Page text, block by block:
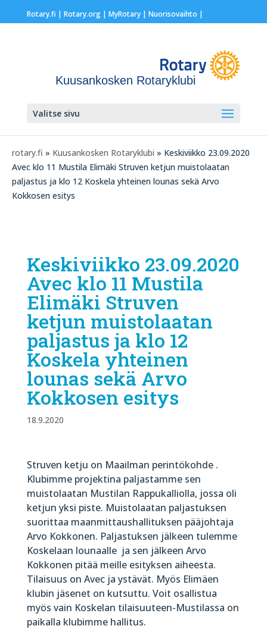
Rotary.fi | Rotary.org| MyRotary | Nuorisovaihto |
Kuusankosken Rotaryklubi
Valitse sivu
rotary.fi » Kuusankosken Rotaryklubi » Keskiviikko 23.09.2020
Avec klo 11 Mustila Elimäki Struven ketjun muistolaatan
paljastus ja klo 12 Koskela yhteinen lounas sekä Arvo
Kokkosen esitys
Keskiviikko 23.09.2020
Avec klo 11 Mustila
Elimäki Struven
ketjun muistolaatan
paljastus ja klo 12
Koskela yhteinen
lounas sekä Arvo
Kokkosen esitys
18.9.2020
Struven ketju on Maailman perintökohde .
Klubimme projektina paljastamme sen
muistolaatan Mustilan Rappukalliolla, jossa oli
ketjun yksi piste. Muistolaatan paljastuksen
suorittaa maanmittaushallituksen pääjohtaja
Arvo Kokkonen. Paljastuksen jälkeen tulemme
Koskelaan lounaalle ja sen jälkeen Arvo
Kokkonen pitää meille esityksen aiheesta.
Tilaisuus on Avec ja ystävät. Myös Elimäen
klubin jäsenet on kutsuttu. Voit osallistua
myös vain Koskelan tilaisuuteen-Mustilassa on
paikalla klubimme hallitus.